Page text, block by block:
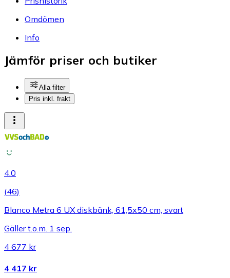
Omdömen
Info
Jämför priser och butiker
Alla filter
Pris inkl. frakt
4.0
(46)
Blanco Metra 6 UX diskbänk, 61,5x50 cm, svart
Gäller t.o.m. 1 sep.
4 677 kr
4 417 kr